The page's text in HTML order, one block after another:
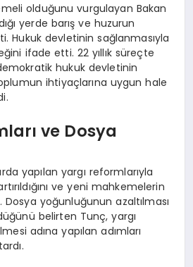
olduğunu vurgulayan Bakan
yerde barış ve huzurun
Hukuk devletinin sağlanmasıyla
ifade etti. 22 yıllık süreçte
hukuk devletinin
ihtiyaçlarına uygun hale
ve Dosya
yapılan yargı reformlarıyla
ve yeni mahkemelerin
Dosya yoğunluğunun azaltılması
belirten Tunç, yargı
adına yapılan adımları